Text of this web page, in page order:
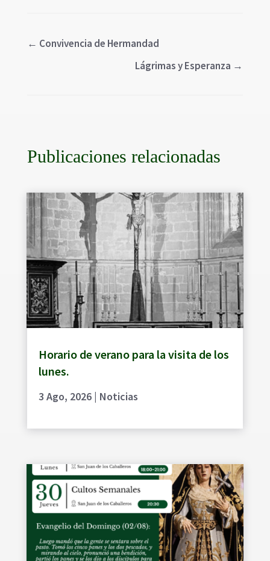
← Convivencia de Hermandad
Lágrimas y Esperanza →
Publicaciones relacionadas
Horario de verano para la visita de los
lunes.
3 Ago, 2026| Noticias